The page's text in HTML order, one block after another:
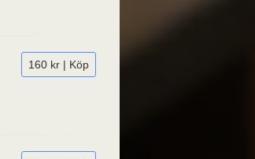
160 kr | Köp